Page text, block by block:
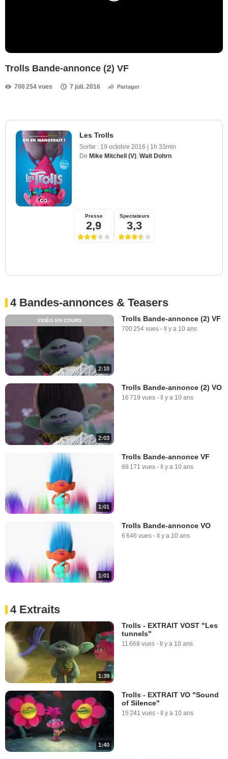
Trolls Bande-annonce (2) VF
700 254 vues 7 juil. 2016 Partager
Les Trolls
Sortie : 19 octobre 2016 | 1h 33min
De Mike Mitchell (V) Walt Dohrn
Presse
2,9
Spectateurs
3,3
4 Bandes-annonces & Teasers
2:10
VIDÉO EN COURS Trolls Bande-annonce (2) VF
700 254 vues - Il y a 10 ans
2:03
Trolls Bande-annonce (2) VO
16 719 vues - Il y a 10 ans
1:01
Trolls Bande-annonce VF
68 171 vues - Il y a 10 ans
1:01
Trolls Bande-annonce VO
6 646 vues - Il y a 10 ans
4 Extraits
1:39
Trolls - EXTRAIT VOST "Les
tunnels"
11 668 vues - Il y a 10 ans
1:40
Trolls - EXTRAIT VO "Sound
of Silence"
15 241 vues - Il y a 10 ans